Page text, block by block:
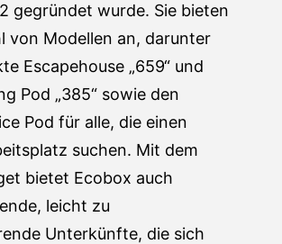
gegründet wurde. Sie bieten
von Modellen an, darunter
Escapehouse „659“ und
Pod „385“ sowie den
Pod für alle, die einen
suchen. Mit dem
bietet Ecobox auch
leicht zu
Unterkünfte, die sich